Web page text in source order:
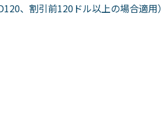
、割引前120ドル以上の場合適用）